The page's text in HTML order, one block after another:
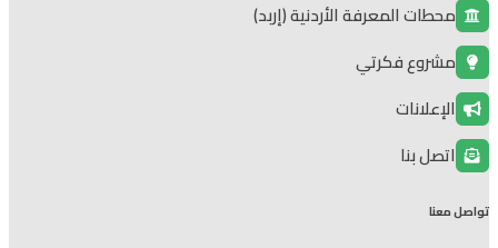
محطات المعرفة الأردنية (إربد)
مشروع فكرتي
الإعلانات
اتصل بنا
تواصل معنا